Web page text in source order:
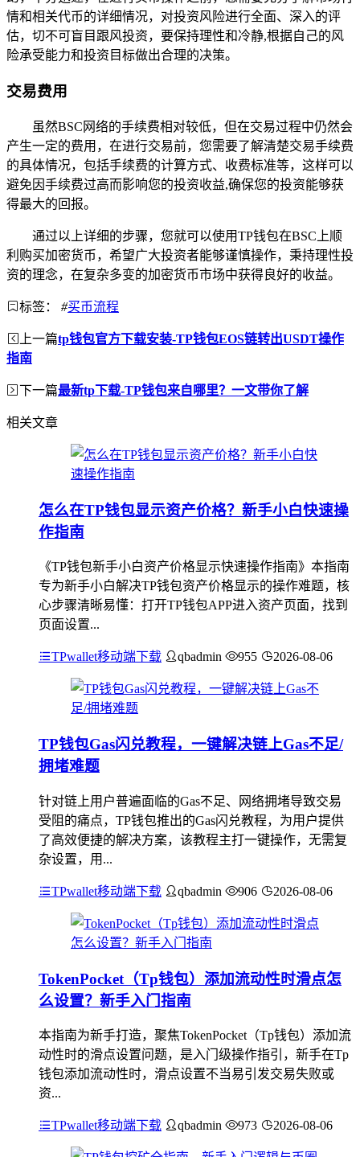
情和相关代币的详细情况，对投资风险进行全面、深入的评
估，切不可盲目跟风投资，要保持理性和冷静,根据自己的风
险承受能力和投资目标做出合理的决策。
交易费用
虽然BSC网络的手续费相对较低，但在交易过程中仍然会
产生一定的费用，在进行交易前，您需要了解清楚交易手续费
的具体情况，包括手续费的计算方式、收费标准等，这样可以
避免因手续费过高而影响您的投资收益,确保您的投资能够获
得最大的回报。
通过以上详细的步骤，您就可以使用TP钱包在BSC上顺
利购买加密货币，希望广大投资者能够谨慎操作，秉持理性投
资的理念，在复杂多变的加密货币市场中获得良好的收益。
标签： #买币流程
上一篇tp钱包官方下载安装-TP钱包EOS链转出USDT操作
指南
下一篇最新tp下载-TP钱包来自哪里？一文带你了解
相关文章
怎么在TP钱包显示资产价格？新手小白快速操
作指南
《TP钱包新手小白资产价格显示快速操作指南》本指南
专为新手小白解决TP钱包资产价格显示的操作难题，核
心步骤清晰易懂：打开TP钱包APP进入资产页面，找到
页面设置...
TPwallet移动端下载 qbadmin 955 2026-08-06
TP钱包Gas闪兑教程，一键解决链上Gas不足/
拥堵难题
针对链上用户普遍面临的Gas不足、网络拥堵导致交易
受阻的痛点，TP钱包推出的Gas闪兑教程，为用户提供
了高效便捷的解决方案，该教程主打一键操作，无需复
杂设置，用...
TPwallet移动端下载 qbadmin 906 2026-08-06
TokenPocket（Tp钱包）添加流动性时滑点怎
么设置？新手入门指南
本指南为新手打造，聚焦TokenPocket（Tp钱包）添加流
动性时的滑点设置问题，是入门级操作指引，新手在Tp
钱包添加流动性时，滑点设置不当易引发交易失败或
资...
TPwallet移动端下载 qbadmin 973 2026-08-06